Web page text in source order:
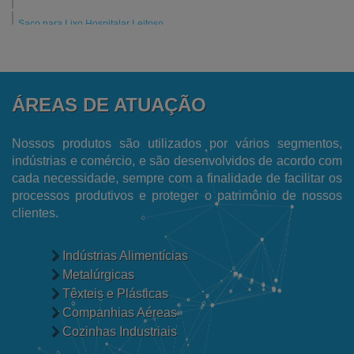
Saco para Lixo Hospitalar Leitoso
Fornecedor de Filme Plástico
Fornecedor de Embalagens para Ecommerce
Fabricantes de Sacos de Lixo Hospitalar
Fabricante de Sacos para Lixo
Fabricante de Filme Encolhível
Fábrica de Sacos Plásticos Reciclados
Fábrica de Sacos para Talher
Fábrica de Sacos de Polietileno
Fábrica de Saco Plástico Transparente
ÁREAS DE ATUAÇÃO
Nossos produtos são utilizados por vários segmentos,
indústrias e comércio, e são desenvolvidos de acordo com
cada necessidade, sempre com a finalidade de facilitar os
processos produtivos e proteger o patrimônio de nossos
clientes.
Indústrias Alimentícias
Metalúrgicas
Têxteis e Plásticas
Companhias Aéreas
Cozinhas Industriais